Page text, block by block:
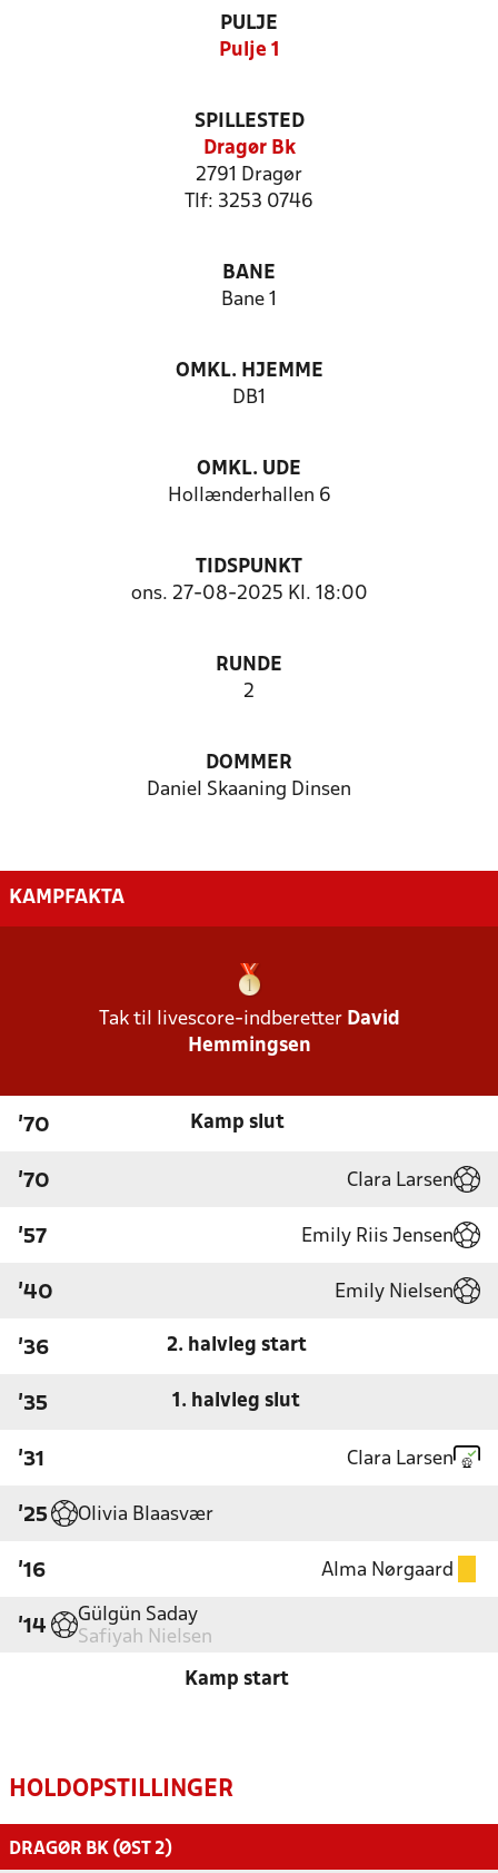
PULJE
Pulje 1
SPILLESTED
Dragør Bk
2791 Dragør
Tlf: 3253 0746
BANE
Bane 1
OMKL. HJEMME
DB1
OMKL. UDE
Hollænderhallen 6
TIDSPUNKT
ons. 27-08-2025 Kl. 18:00
RUNDE
2
DOMMER
Daniel Skaaning Dinsen
KAMPFAKTA
Tak til livescore-indberetter David
Hemmingsen
'70 Kamp slut
'70 Clara Larsen
'57 Emily Riis Jensen
'40 Emily Nielsen
'36 2. halvleg start
'35 1. halvleg slut
'31 Clara Larsen
'25 Olivia Blaasvær
'16 Alma Nørgaard
'14
Gülgün Saday
Safiyah Nielsen
Kamp start
HOLDOPSTILLINGER
DRAGØR BK (ØST 2)